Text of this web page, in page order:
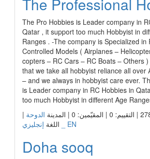
The Pro Hobbies is Leader company in
Qatar , it support too much Hobbyist in
Ranges . -The company is Specialized in
Controlled Models ( Airplanes –
copters – RC Cars – RC Boats – Others
that we take all hobbyist reliance all over
– and we always in hobbyist care ever.
is Leader company in RC Hobbies in
too much Hobbyist in different Age
الدوحة |
اللغة إنجليزي _ EN
Doha sooq